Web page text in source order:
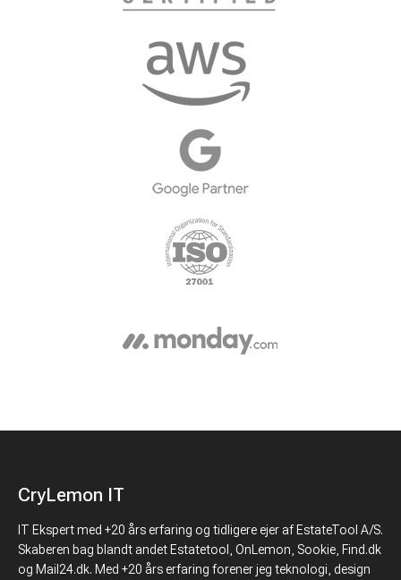
CryLemon IT
IT Ekspert med +20 års erfaring og tidligere ejer af EstateTool A/S.
Skaberen bag blandt andet Estatetool, OnLemon, Sookie, Find.dk
og Mail24.dk. Med +20 års erfaring forener jeg teknologi, design